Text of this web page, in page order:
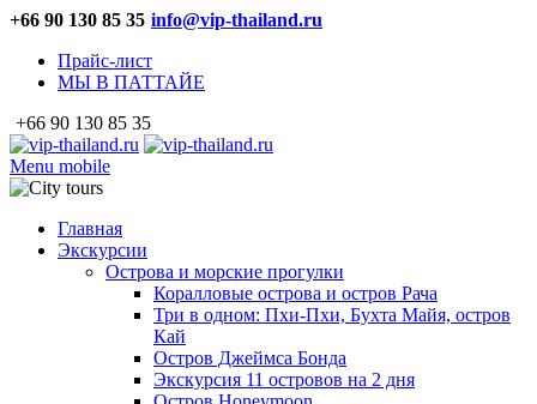
+66 90 130 85 35 info@vip-thailand.ru
Прайс-лист
МЫ В ПАТТАЙЕ
+66 90 130 85 35
Menu mobile
Главная
Экскурсии
Острова и морские прогулки
Коралловые острова и остров Рача
Три в одном: Пхи-Пхи, Бухта Майя, остров
Кай
Остров Джеймса Бонда
Экскурсия 11 островов на 2 дня